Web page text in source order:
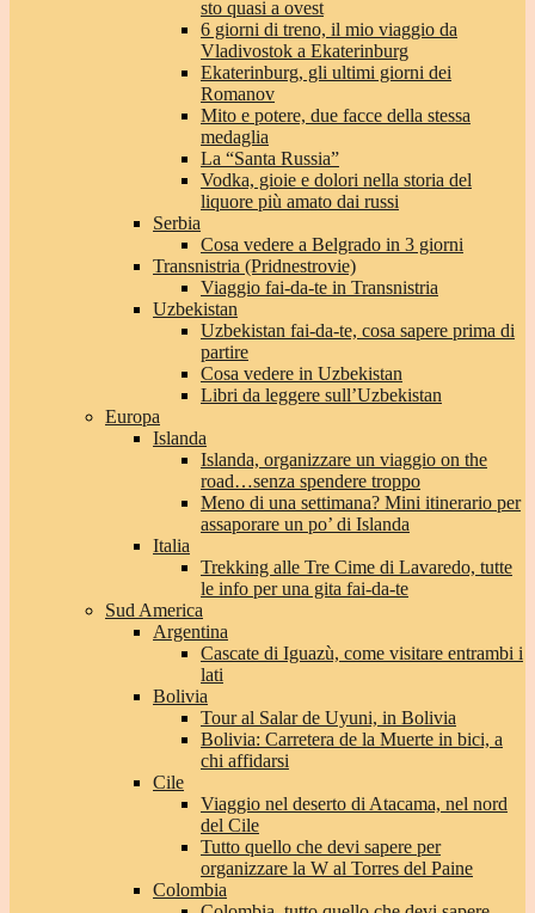
sto quasi a ovest
6 giorni di treno, il mio viaggio da
Vladivostok a Ekaterinburg
Ekaterinburg, gli ultimi giorni dei
Romanov
Mito e potere, due facce della stessa
medaglia
La “Santa Russia”
Vodka, gioie e dolori nella storia del
liquore più amato dai russi
Serbia
Cosa vedere a Belgrado in 3 giorni
Transnistria (Pridnestrovie)
Viaggio fai-da-te in Transnistria
Uzbekistan
Uzbekistan fai-da-te, cosa sapere prima di
partire
Cosa vedere in Uzbekistan
Libri da leggere sull’Uzbekistan
Europa
Islanda
Islanda, organizzare un viaggio on the
road…senza spendere troppo
Meno di una settimana? Mini itinerario per
assaporare un po’ di Islanda
Italia
Trekking alle Tre Cime di Lavaredo, tutte
le info per una gita fai-da-te
Sud America
Argentina
Cascate di Iguazù, come visitare entrambi i
lati
Bolivia
Tour al Salar de Uyuni, in Bolivia
Bolivia: Carretera de la Muerte in bici, a
chi affidarsi
Cile
Viaggio nel deserto di Atacama, nel nord
del Cile
Tutto quello che devi sapere per
organizzare la W al Torres del Paine
Colombia